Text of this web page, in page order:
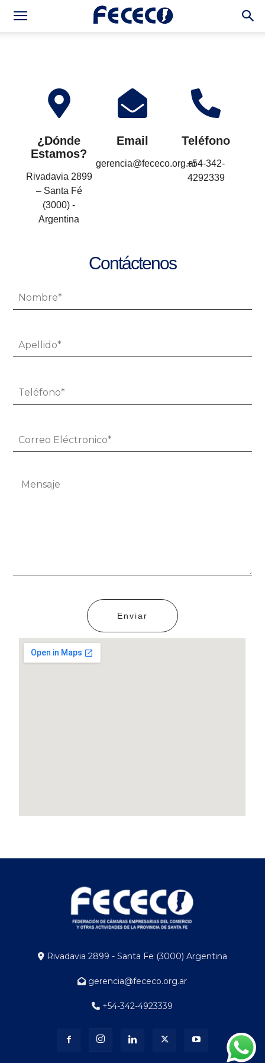
¿Dónde
Estamos?
Rivadavia 2899
– Santa Fé
(3000) -
Argentina
Email
gerencia@fececo.org.ar
Teléfono
+54-342-
4292339
Contáctenos
Enviar
Alternative:
Rivadavia 2899 - Santa Fe (3000) Argentina
gerencia@fececo.org.ar
+54-342-4923339